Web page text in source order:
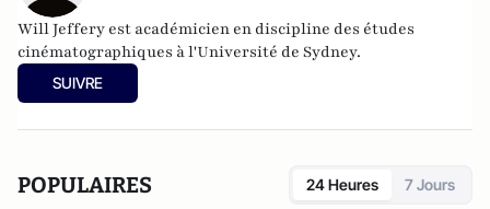
Will Jeffery est académicien en discipline des études
cinématographiques à l'Université de Sydney.
SUIVRE
POPULAIRES 24 Heures 7 Jours